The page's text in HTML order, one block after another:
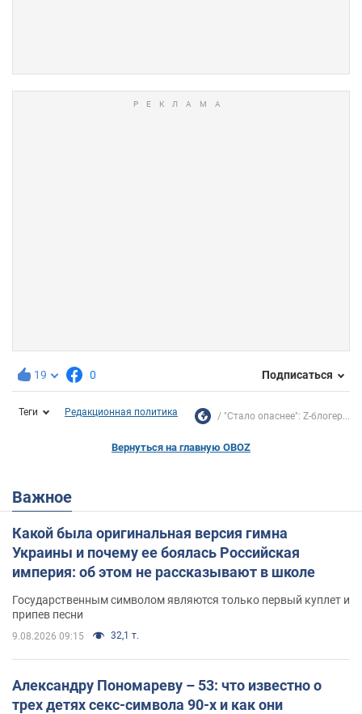
19 0 Подписаться
Теги Редакционная политика "Стало опаснее": Z-блогер...
Вернуться на главную OBOZ
Важное
Какой была оригинальная версия гимна
Украины и почему ее боялась Российская
империя: об этом не рассказывают в школе
Государственным символом являются только первый куплет и
припев песни
9.08.2026 09:15 32,1 т.
Александру Пономареву – 53: что известно о
трех детях секс-символа 90-х и как они